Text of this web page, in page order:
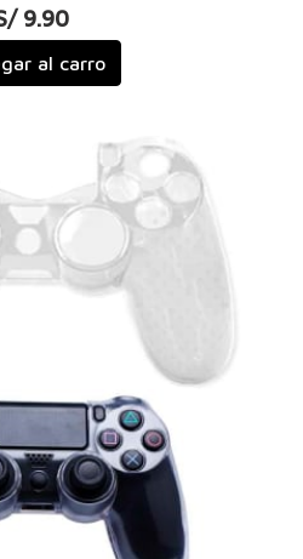
9.90
al carro